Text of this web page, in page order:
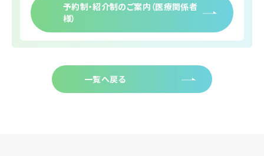
予約制・紹介制のご案内（医療関係者
様）
一覧へ戻る